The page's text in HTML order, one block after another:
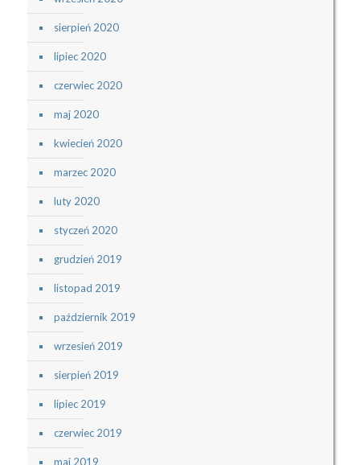
sierpień 2020
lipiec 2020
czerwiec 2020
maj 2020
kwiecień 2020
marzec 2020
luty 2020
styczeń 2020
grudzień 2019
listopad 2019
październik 2019
wrzesień 2019
sierpień 2019
lipiec 2019
czerwiec 2019
maj 2019